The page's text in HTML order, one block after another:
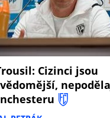
Cizinci jsou